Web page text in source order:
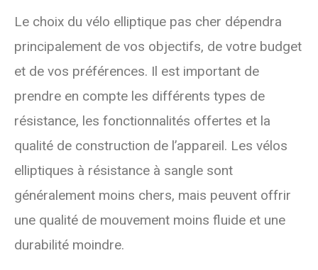
Le choix du vélo elliptique pas cher dépendra
principalement de vos objectifs, de votre budget
et de vos préférences. Il est important de
prendre en compte les différents types de
résistance, les fonctionnalités offertes et la
qualité de construction de l’appareil. Les vélos
elliptiques à résistance à sangle sont
généralement moins chers, mais peuvent offrir
une qualité de mouvement moins fluide et une
durabilité moindre.